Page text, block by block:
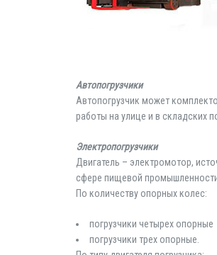
Автопогрузчики
Автопогрузчик может
работы на улице и в складских
Электропогрузчики
Двигатель – электромотор,
сфере пищевой
По количеству опорных колес:
погрузчики четырех опорные
погрузчики трех опорные.